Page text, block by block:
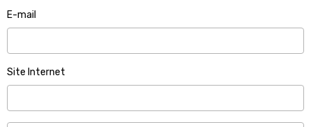
E-mail
Site Internet